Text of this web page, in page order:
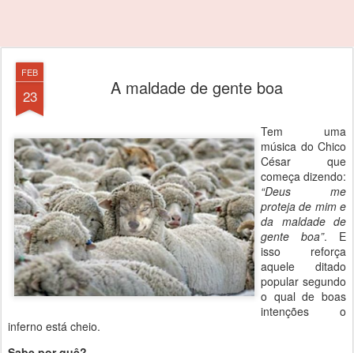
FEB
23 A maldade de gente boa
Tem uma
música do Chico
César que
começa dizendo:
“Deus me
proteja de mim e
da maldade de
gente boa”. E
isso reforça
aquele ditado
popular segundo
o qual de boas
intenções o
inferno está cheio.